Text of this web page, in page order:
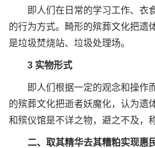
即人们在日常的学习工作、衣
的行为方式。畸形的殡葬文化把遗
是垃圾焚烧站、垃圾处理场。
3 实物形式
即人们根据一定的观念和操作
的殡葬文化把逝者妖魔化，认为遗
和殡仪馆是不详之物，避之不及，
二、取其精华去其糟粕实现惠